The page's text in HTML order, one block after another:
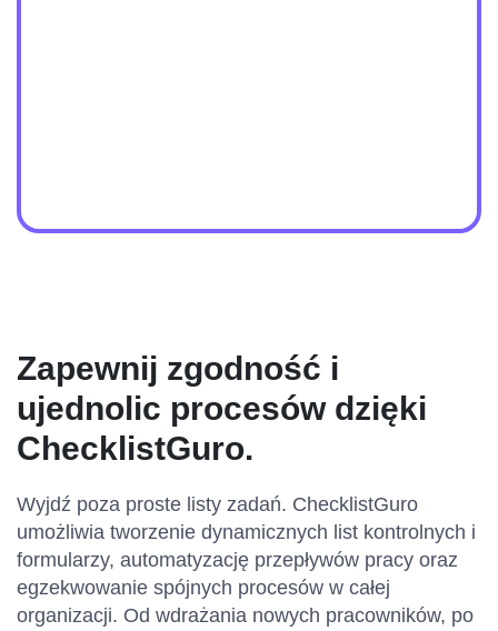
Zapewnij zgodność i
ujednolic procesów dzięki
ChecklistGuro.
Wyjdź poza proste listy zadań. ChecklistGuro
umożliwia tworzenie dynamicznych list kontrolnych i
formularzy, automatyzację przepływów pracy oraz
egzekwowanie spójnych procesów w całej
organizacji. Od wdrażania nowych pracowników, po